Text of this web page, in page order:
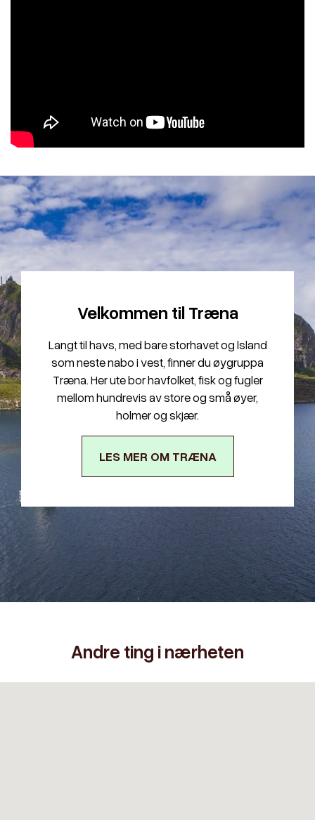
Velkommen til Træna
Langt til havs, med bare storhavet og lsland
som neste nabo i vest, finner du øygruppa
Træna. Her ute bor havfolket, fisk og fugler
mellom hundrevis av store og små øyer,
holmer og skjær.
LES MER OM TRÆNA
Andre ting i nærheten